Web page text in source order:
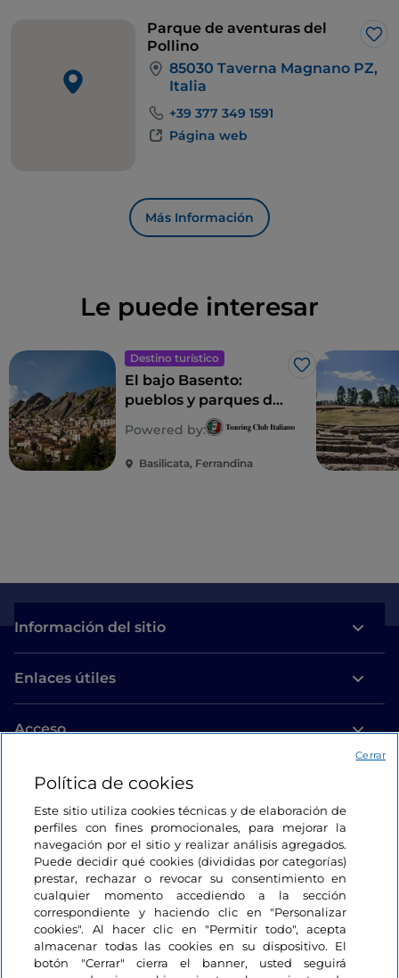
Parque de aventuras del
Pollino
Me
85030 Taverna Magnano PZ,
Italia
+39 377 349 1591
Página web
Más Información
Le puede interesar
Destino turístico
Me gusta
El bajo Basento:
pueblos y parques del
interior de Basilicata
Powered by:
Basilicata, Ferrandina
Información del sitio
Enlaces útiles
Acceso
Política de cookies
Este sitio utiliza cookies técnicas y de elaboración de
perfiles con fines promocionales, para mejorar la
navegación por el sitio y realizar análisis agregados.
Puede decidir qué cookies (divididas por categorías)
prestar, rechazar o revocar su consentimiento en
cualquier momento accediendo a la sección
correspondiente y haciendo clic en "Personalizar
cookies". Al hacer clic en "Permitir todo", acepta
almacenar todas las cookies en su dispositivo. El
botón "Cerrar" cierra el banner, usted seguirá
Cerrar